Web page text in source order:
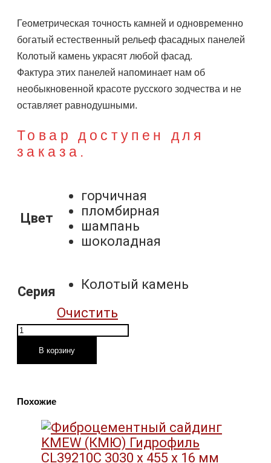
Геометрическая точность камней и одновременно
богатый естественный рельеф фасадных панелей
Колотый камень украсят любой фасад.
Фактура этих панелей напоминает нам об
необыкновенной красоте русского зодчества и не
оставляет равнодушными.
Товар доступен для
заказа.
Цвет
горчичная
пломбирная
шампань
шоколадная
Серия
Колотый камень
Очистить
Количество
товара
Фасадная
Line
Колотый
камень
Премиум
В корзину
Похожие